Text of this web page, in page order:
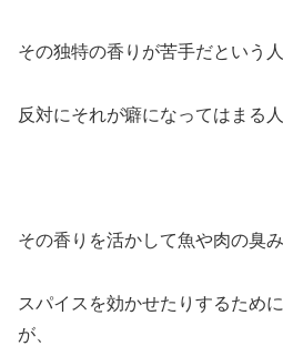
その独特の香りが苦手だという
反対にそれが癖になってはまる
その香りを活かして魚や肉の臭
スパイスを効かせたりするため
が、